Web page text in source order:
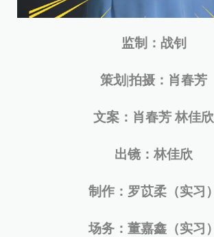
监制：战钊
策划|拍摄：肖春芳
文案：肖春芳 林佳欣
出镜：林佳欣
制作：罗苡柔（实习）
场务：董嘉鑫（实习）